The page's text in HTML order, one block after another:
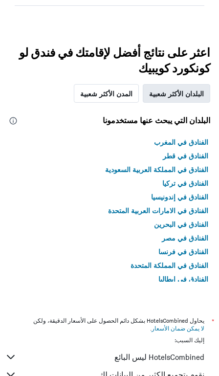
اعثر على نتائج أفضل لإقامتك في فندق لو
كونكورد كويبيك
البلدان الأكثر شعبية المدن الأكثر شعبية
البلدان التي يبحث عنها مستخدمونا
الفنادق في المغرب
الفنادق في قطر
الفنادق في المملكة العربية السعودية
الفنادق في تركيا
الفنادق في إندونيسيا
الفنادق في الامارات العربية المتحدة
الفنادق في البحرين
الفنادق في مصر
الفنادق في فرنسا
الفنادق في المملكة المتحدة
الفنادق في إيطاليا
*
يحاول HotelsCombined بشكل دائم الحصول على الأسعار الدقيقة، ولكن
لا يمكن ضمان الأسعار .
إليك السبب:
HotelsCombined ليس البائع